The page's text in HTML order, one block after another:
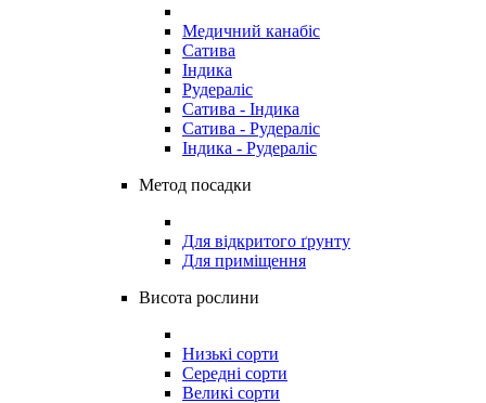
Медичний канабіс
Сатива
Індика
Рудераліс
Сатива - Індика
Сатива - Рудераліс
Індика - Рудераліс
Метод посадки
Для відкритого ґрунту
Для приміщення
Висота рослини
Низькі сорти
Середні сорти
Великі сорти